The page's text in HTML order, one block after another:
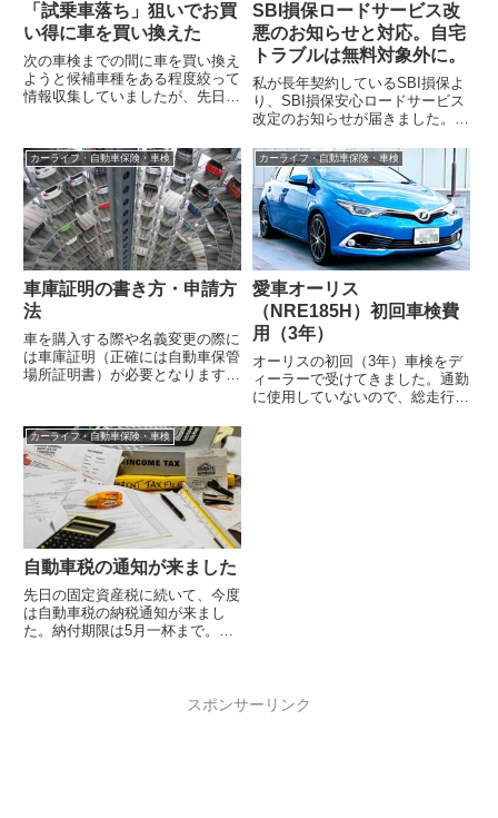
「試乗車落ち」狙いでお買
い得に車を買い換えた
次の車検までの間に車を買い換え
ようと候補車種をある程度絞って
情報収集していましたが、先日、
中古車市...
SBI損保ロードサービス改
悪のお知らせと対応。自宅
トラブルは無料対象外に。
私が長年契約しているSBI損保よ
り、SBI損保安心ロードサービス
改定のお知らせが届きました。参
ービス内容一部変更のご案内
2017...
カーライフ・自動車保険・車検
車庫証明の書き方・申請方
法
車を購入する際や名義変更の際に
は車庫証明（正確には自動車保管
場所証明書）が必要となります。
カーライフ・自動車保険・車検
愛車オーリス
（NRE185H）初回車検費
用（3年）
オーリスの初回（3年）車検をデ
ィーラーで受けてきました。通勤
に使用していないので、総走行距
カーライフ・自動車保険・車検
自動車税の通知が来ました
先日の固定資産税に続いて、今度
は自動車税の納税通知が来まし
た。納付期限は5月一杯まで。う
スポンサーリンク